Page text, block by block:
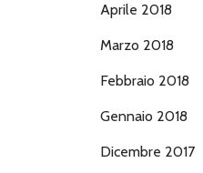
Aprile 2018
Marzo 2018
Febbraio 2018
Gennaio 2018
Dicembre 2017